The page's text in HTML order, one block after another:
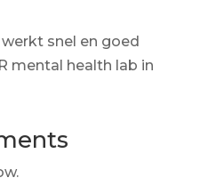
snel en goed
mental health lab in